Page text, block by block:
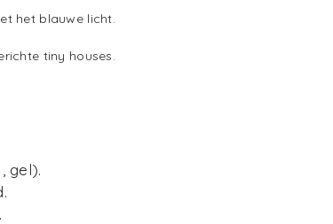
het blauwe licht.
tiny houses.
gel).